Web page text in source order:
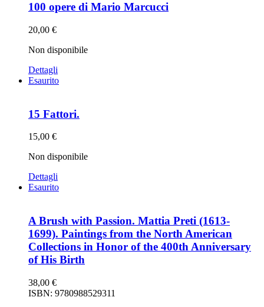
100 opere di Mario Marcucci
20,00 €
Non disponibile
Dettagli
Esaurito
15 Fattori.
15,00 €
Non disponibile
Dettagli
Esaurito
A Brush with Passion. Mattia Preti (1613-
1699). Paintings from the North American
Collections in Honor of the 400th Anniversary
of His Birth
38,00 €
ISBN: 9780988529311